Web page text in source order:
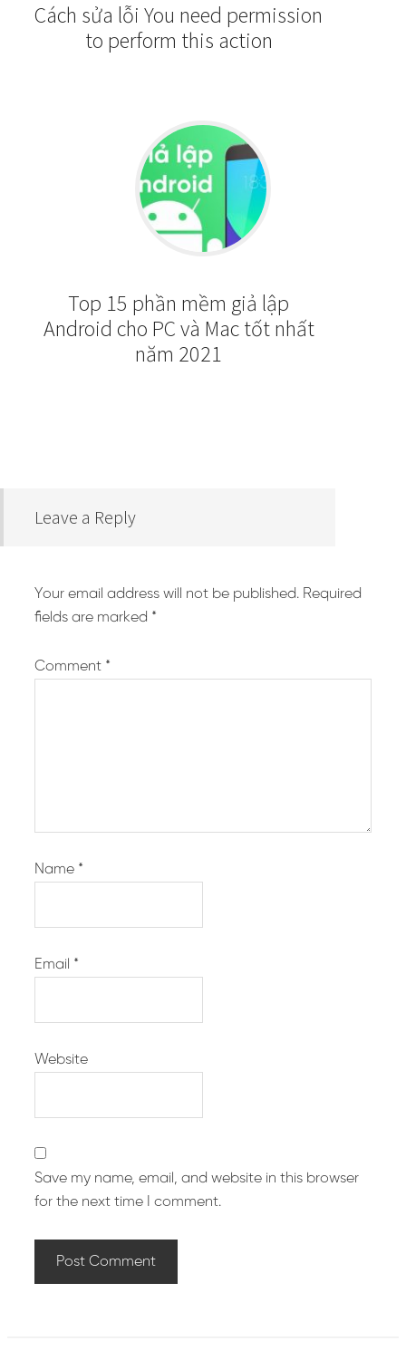
Cách sửa lỗi You need permission
to perform this action
Top 15 phần mềm giả lập
Android cho PC và Mac tốt nhất
năm 2021
Leave a Reply
Your email address will not be published. Required
fields are marked *
Comment *
Name *
Email *
Website
Save my name, email, and website in this browser
for the next time I comment.